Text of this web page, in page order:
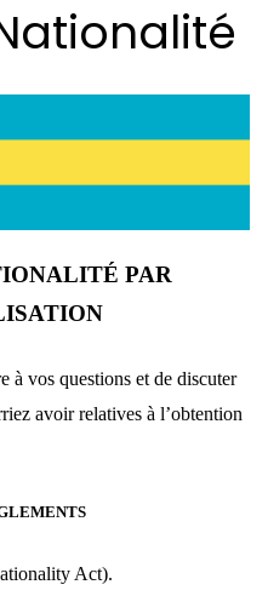
É PAR
à vos questions et de discuter
avoir relatives à l’obtention
Act).